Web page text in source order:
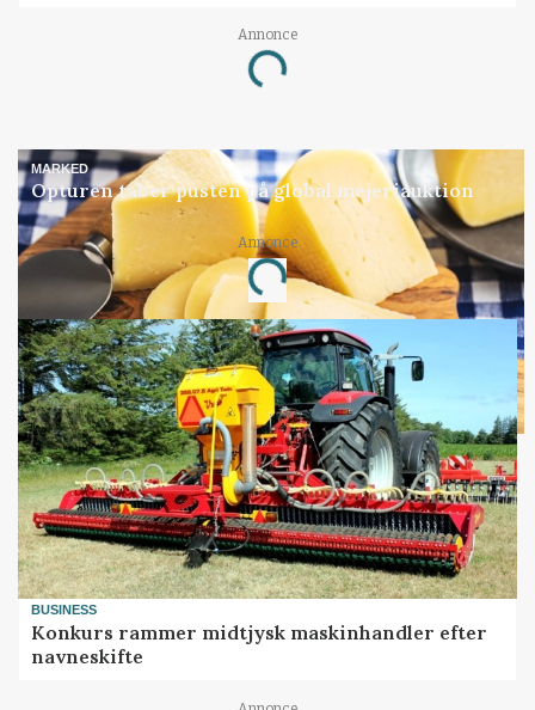
Annonce
Loading...
MARKED
Opturen taber pusten på global mejeriauktion
Annonce
Loading...
BUSINESS
Konkurs rammer midtjysk maskinhandler efter
navneskifte